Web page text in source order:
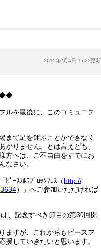
2015年2月4日 16:23更新
ルを最後に、このコミュニテ
まで足を運ぶことができなく
がりません。とは言えども、
方へは、ご不自由をすでにお
なさい。
ﾟｰｽﾌﾙﾗﾌﾞﾛｯｸﾌｪｽ（http://
4）」へご参加いただければ
、記念すべき節目の第30回開
ますが、これからもピースフ
援していきたいと思います。